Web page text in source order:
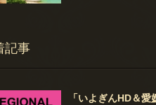
記事
「いよぎんHD＆愛